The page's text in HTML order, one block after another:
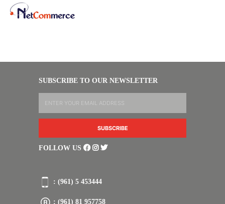
SUBSCRIBE TO OUR NEWSLETTER
FOLLOW US
: (961) 5 453444
: (961) 81 957758